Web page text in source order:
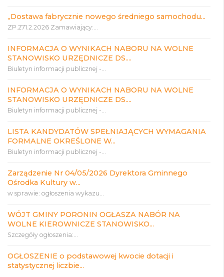
„Dostawa fabrycznie nowego średniego samochodu...
ZP.271.2.2026 Zamawiający:...
INFORMACJA O WYNIKACH NABORU NA WOLNE
STANOWISKO URZĘDNICZE DS....
Biuletyn informacji publicznej -...
INFORMACJA O WYNIKACH NABORU NA WOLNE
STANOWISKO URZĘDNICZE DS....
Biuletyn informacji publicznej -...
LISTA KANDYDATÓW SPEŁNIAJĄCYCH WYMAGANIA
FORMALNE OKREŚLONE W...
Biuletyn informacji publicznej -...
Zarządzenie Nr 04/05/2026 Dyrektora Gminnego
Ośrodka Kultury w...
w sprawie: ogłoszenia wykazu...
WÓJT GMINY PORONIN OGŁASZA NABÓR NA
WOLNE KIEROWNICZE STANOWISKO...
Szczegóły ogłoszenia:...
OGŁOSZENIE o podstawowej kwocie dotacji i
statystycznej liczbie...